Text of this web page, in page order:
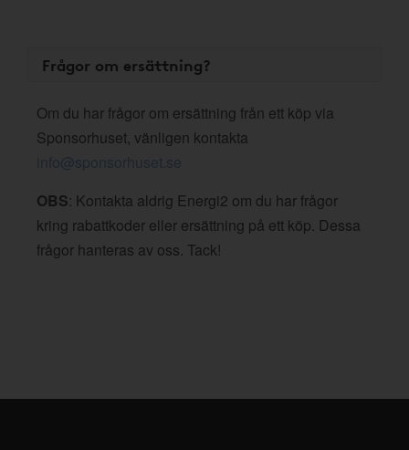
Frågor om ersättning?
Om du har frågor om ersättning från ett köp via
Sponsorhuset, vänligen kontakta
info@sponsorhuset.se
OBS: Kontakta aldrig Energi2 om du har frågor
kring rabattkoder eller ersättning på ett köp. Dessa
frågor hanteras av oss. Tack!